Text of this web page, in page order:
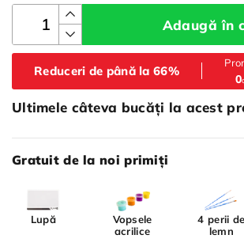
Adaugă în
Reduceri de până la 66%
0
Ultimele câteva bucăți la acest
Gratuit de la noi primiți
Lupă
Vopsele
acrilice
4 perii de
lemn